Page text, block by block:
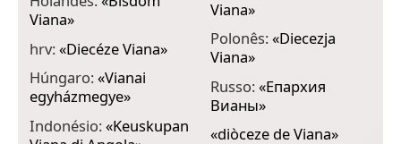
Viana»
hrv:«Diecéze Viana»
Húngaro:«Vianai
egyházmegye»
Indonésio:«Keuskupan
Viana»
Polonês:«Diecezja
Viana»
Russo:«Епархия
Вианы»
«diòceze de Viana»